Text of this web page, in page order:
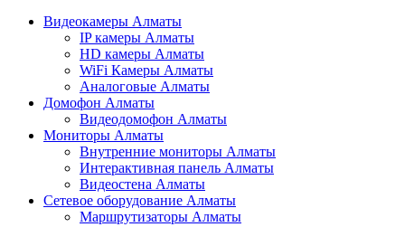
Видеокамеры Алматы
IP камеры Алматы
HD камеры Алматы
WiFi Камеры Алматы
Аналоговые Алматы
Домофон Алматы
Видеодомофон Алматы
Мониторы Алматы
Внутренние мониторы Алматы
Интерактивная панель Алматы
Видеостена Алматы
Сетевое оборудование Алматы
Маршрутизаторы Алматы